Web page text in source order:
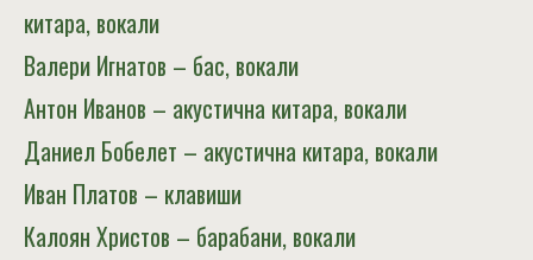
китара, вокали
Валери Игнатов – бас, вокали
Антон Иванов – акустична китара, вокали
Даниел Бобелет – акустична китара, вокали
Иван Платов – клавиши
Калоян Христов – барабани, вокали